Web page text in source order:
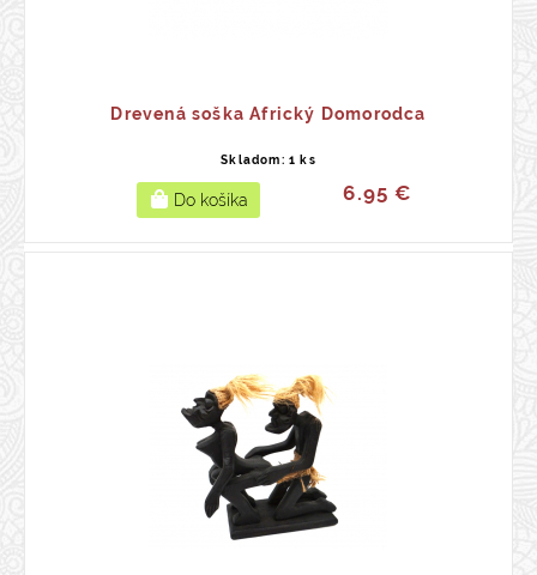
Drevená soška Africký Domorodca
Skladom: 1 ks
6.95 €